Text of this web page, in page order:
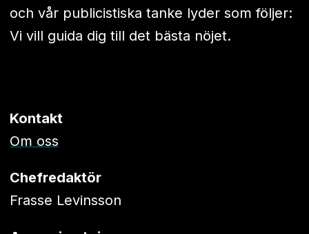
och vår publicistiska tanke lyder som följer:
Vi vill guida dig till det bästa nöjet.
Kontakt
Om oss
Chefredaktör
Frasse Levinsson